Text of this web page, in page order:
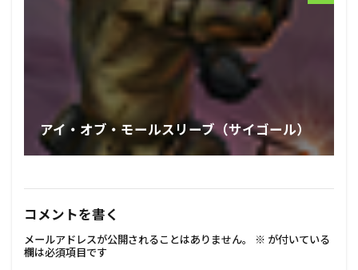
アイ・オブ・モールスリーブ（サイゴール）
コメントを書く
メールアドレスが公開されることはありません。 ※ が付いている
欄は必須項目です